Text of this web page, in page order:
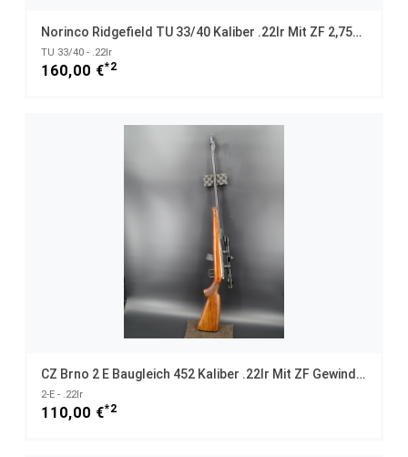
Norinco Ridgefield TU 33/40 Kaliber .22lr Mit ZF 2,75x18
TU 33/40 - .22lr
160,00 €*2
CZ Brno 2 E Baugleich 452 Kaliber .22lr Mit ZF Gewinde 1/2x20 UNF
2-E - .22lr
110,00 €*2